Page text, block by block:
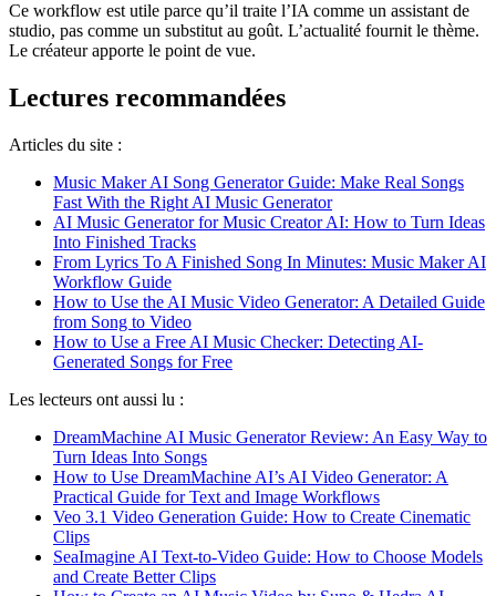
Ce workflow est utile parce qu’il traite l’IA comme un assistant de
studio, pas comme un substitut au goût. L’actualité fournit le thème.
Le créateur apporte le point de vue.
Lectures recommandées
Articles du site :
Music Maker AI Song Generator Guide: Make Real Songs
Fast With the Right AI Music Generator
AI Music Generator for Music Creator AI: How to Turn Ideas
Into Finished Tracks
From Lyrics To A Finished Song In Minutes: Music Maker AI
Workflow Guide
How to Use the AI Music Video Generator: A Detailed Guide
from Song to Video
How to Use a Free AI Music Checker: Detecting AI-
Generated Songs for Free
Les lecteurs ont aussi lu :
DreamMachine AI Music Generator Review: An Easy Way to
Turn Ideas Into Songs
How to Use DreamMachine AI’s AI Video Generator: A
Practical Guide for Text and Image Workflows
Veo 3.1 Video Generation Guide: How to Create Cinematic
Clips
SeaImagine AI Text-to-Video Guide: How to Choose Models
and Create Better Clips